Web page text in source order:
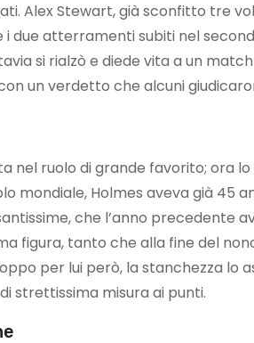
Alex Stewart, già sconfitto tre
due atterramenti subiti nel
si rialzò e diede vita a un
un verdetto che alcuni
nel ruolo di grande favorito; ora
mondiale, Holmes aveva già 45
che l’anno precedente
figura, tanto che alla fine del
per lui però, la stanchezza lo
strettissima misura ai punti.